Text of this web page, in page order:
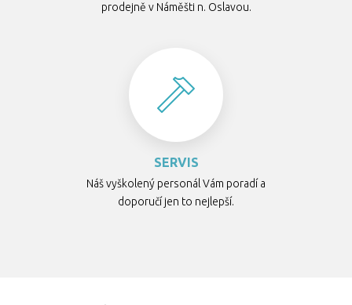
prodejně v Náměšti n. Oslavou.
SERVIS
Náš vyškolený personál Vám poradí a
doporučí jen to nejlepší.